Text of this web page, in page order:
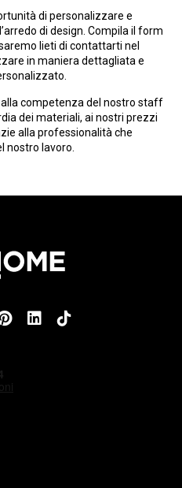
di personalizzare e
di design. Compila il form
lieti di contattarti nel
in maniera dettagliata e
competenza del nostro staff
dei materiali, ai nostri prezzi
alla professionalità che
nostro lavoro.